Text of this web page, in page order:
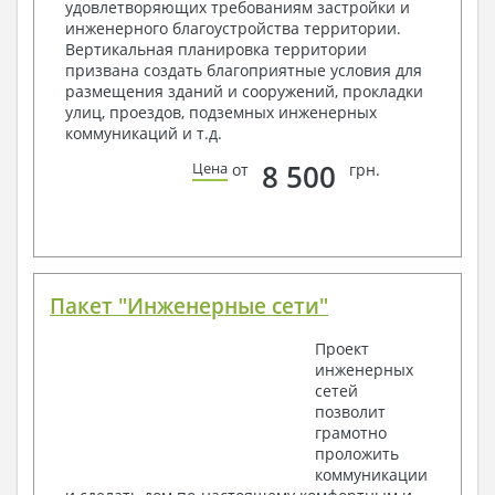
2. Конструктивный раздел:
Общие данные по проекту
Схемы расположения и расчеты фундаментов
Элементы каркаса – схемы расположения
Схема расположения перекрытий
Опоры перекрытия на стены или Узлы
Элементы кровли – схемы расположения
3. Инженерный раздел (приобретается по желанию
за дополнительную плату):
Условные обозначения с общими данными
Поэтажная система водоснабжения и
Аксонометрическая схема водоснабжения и
Узлы и спецификация материалов
удовлетворяющих требованиям застройки и
инженерного благоустройства территории.
Вертикальная планировка территории
призвана создать благоприятные условия для
размещения зданий и сооружений, прокладки
улиц, проездов, подземных инженерных
коммуникаций и т.д.
Цена от 8 500 грн.
Пакет "Инженерные сети"
Проект
инженерных
сетей
позволит
грамотно
проложить
коммуникации